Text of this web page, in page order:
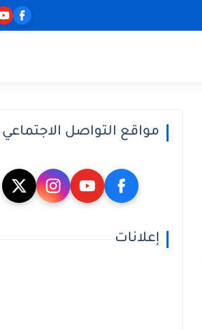
مواقع التواصل الاجتماعي
إعلانات